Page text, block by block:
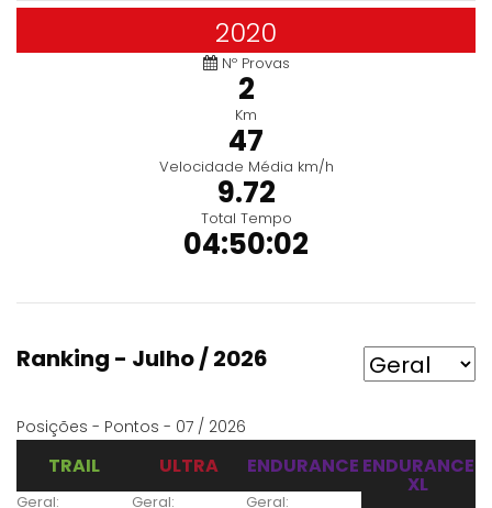
2020
Nº Provas
2
Km
47
Velocidade Média km/h
9.72
Total Tempo
04:50:02
Ranking - Julho / 2026
Posições - Pontos - 07 / 2026
TRAIL
Geral:
ULTRA
Geral:
ENDURANCE
Geral:
ENDURANCE
XL